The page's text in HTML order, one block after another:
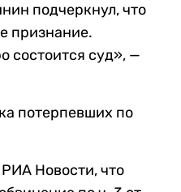
подчеркнул, что
признание.
состоится суд», —
потерпевших по
Новости, что